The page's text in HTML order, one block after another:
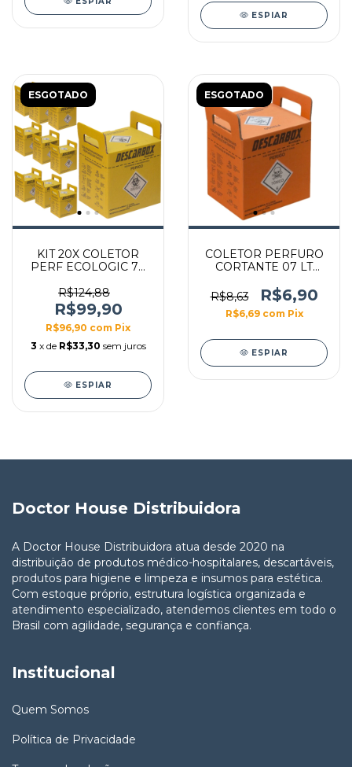
ESPIAR
ESGOTADO
KIT 20X COLETOR
PERF ECOLOGIC 7L
DESCARBOX
R$124,88
R$99,90
R$96,90 com Pix
3 x de R$33,30 sem juros
ESPIAR
ESGOTADO
COLETOR PERFURO
CORTANTE 07 LT
LARANJA
DESCARBOX
R$8,63 R$6,90
R$6,69 com Pix
ESPIAR
Doctor House Distribuidora
A Doctor House Distribuidora atua desde 2020 na
distribuição de produtos médico-hospitalares, descartáveis,
produtos para higiene e limpeza e insumos para estética.
Com estoque próprio, estrutura logística organizada e
atendimento especializado, atendemos clientes em todo o
Brasil com agilidade, segurança e confiança.
Institucional
Quem Somos
Política de Privacidade